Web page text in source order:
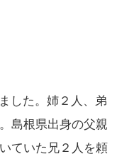
した。姉２人、弟
島根県出身の父親
ていた兄２人を頼